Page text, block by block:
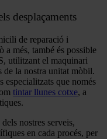
desplaçaments
de reparació i
a més, també és possible
utilitzant el maquinari
de la nostra unitat mòbil.
especialitzats que només
tintar llunes cotxe, a
nostres serveis,
en cada procés, per